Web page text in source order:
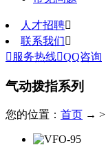
人才招聘
联系我们
 服务热线QQ咨询
气动拨指系列
您的位置： 首页 → >